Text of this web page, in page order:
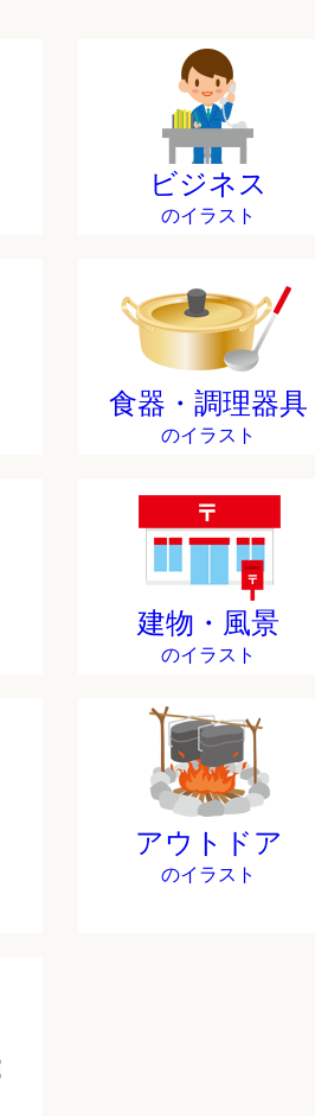
ビジネス
のイラスト
食器・調理器具
のイラスト
建物・風景
のイラスト
アウトドア
のイラスト